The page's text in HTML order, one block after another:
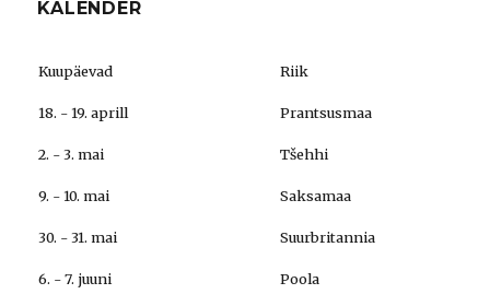
KALENDER
Kuupäevad Riik
18. - 19. aprill Prantsusmaa
2. - 3. mai Tšehhi
9. - 10. mai Saksamaa
30. - 31. mai Suurbritannia
6. - 7. juuni Poola